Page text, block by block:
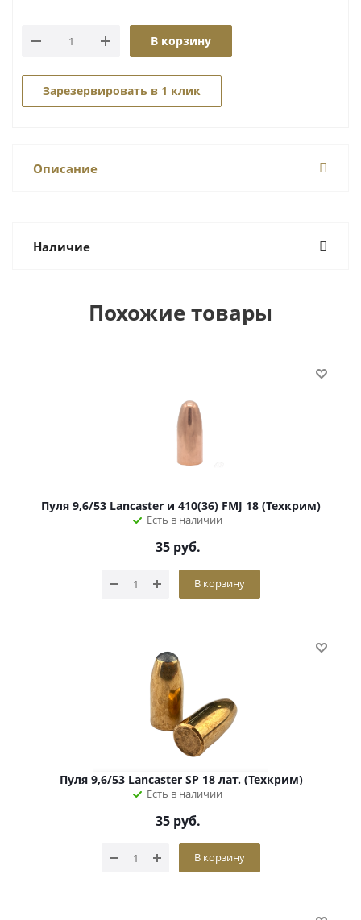
В корзину
Зарезервировать в 1 клик
Описание
Наличие
Похожие товары
Пуля 9,6/53 Lancaster и 410(36) FMJ 18 (Техкрим)
Есть в наличии
35 руб.
В корзину
Пуля 9,6/53 Lancaster SP 18 лат. (Техкрим)
Есть в наличии
35 руб.
В корзину